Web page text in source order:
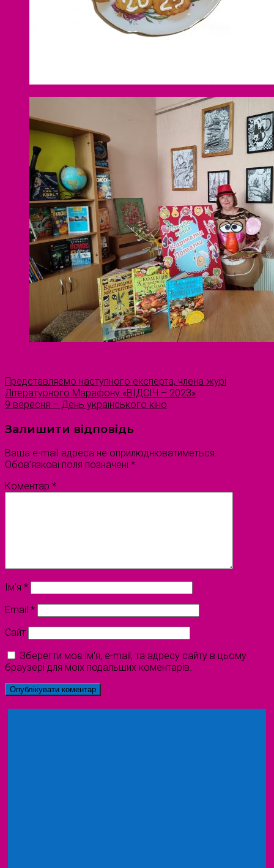
Представляємо наступного експерта, члена журі
Літературного Марафону «ВІДСІЧ – 2023»
9 вересня – День українського кіно
Залишити відповідь
Ваша e-mail адреса не оприлюднюватиметься.
Обов’язкові поля позначені *
Коментар *
Ім'я *
Email *
Сайт
Зберегти моє ім'я, e-mail, та адресу сайту в цьому
браузері для моїх подальших коментарів.